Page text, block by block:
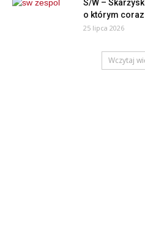
S/W –
o którym coraz
25 lipca 2026
Wczytaj